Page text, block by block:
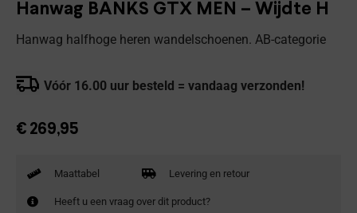
Hanwag BANKS GTX MEN – Wijdte H
Hanwag halfhoge heren wandelschoenen. AB-categorie
Vóór 16.00 uur besteld = vandaag verzonden!
€ 269,95
Maattabel Levering en retour
Heeft u een vraag over dit product?